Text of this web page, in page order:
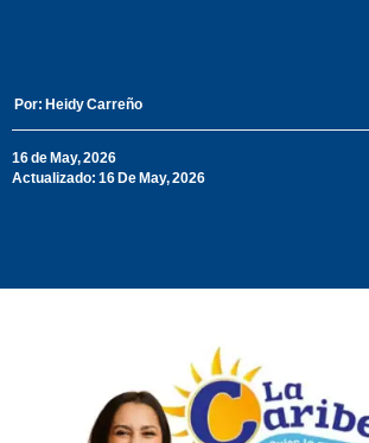
Por: Heidy Carreño
16 de May, 2026
Actualizado: 16 De May, 2026